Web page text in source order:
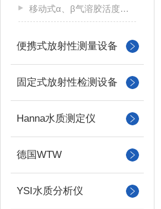
移动式α、β气溶胶活度测量仪
便携式放射性测量设备
固定式放射性检测设备
Hanna水质测定仪
德国WTW
YSI水质分析仪